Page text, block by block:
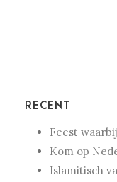
RECENT
Feest
Kom op
Islamitisch